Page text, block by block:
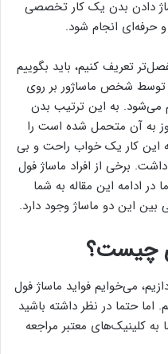
دادن بدن یک کار تخصصی
حرفه‌ای انجام شود.
تعریف کنیم، باید بگوییم
شخص ماساژور بر روی
می‌شود. به این ترتیب بدن
به آن متحمل شده است را
این کار یک خواب راحت و بی
برخی از افراد ماساژ فول
در ادامه این مقاله به شما
این دو ماساژ وجود دارد.
چیست؟
می‌خوایم فواید ماساژ فول
اما حتما در نظر داشته باشید
به کلینیک‌های معتبر مراجعه